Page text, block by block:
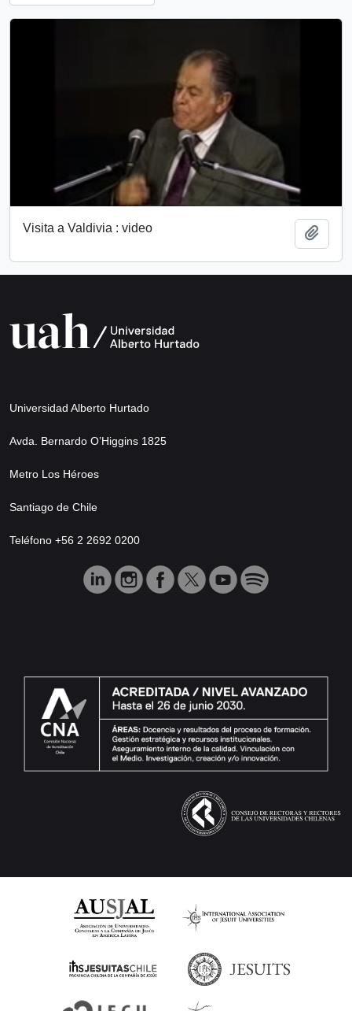
Visita a Valdivia : video
Universidad Alberto Hurtado
Avda. Bernardo O’Higgins 1825
Metro Los Héroes
Santiago de Chile
Teléfono +56 2 2692 0200